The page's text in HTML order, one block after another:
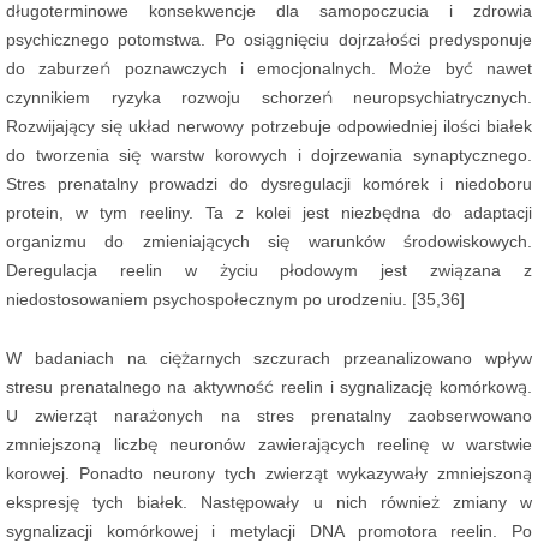
długoterminowe konsekwencje dla samopoczucia i zdrowia
psychicznego potomstwa. Po osiągnięciu dojrzałości predysponuje
do zaburzeń poznawczych i emocjonalnych. Może być nawet
czynnikiem ryzyka rozwoju schorzeń neuropsychiatrycznych.
Rozwijający się układ nerwowy potrzebuje odpowiedniej ilości białek
do tworzenia się warstw korowych i dojrzewania synaptycznego.
Stres prenatalny prowadzi do dysregulacji komórek i niedoboru
protein, w tym reeliny. Ta z kolei jest niezbędna do adaptacji
organizmu do zmieniających się warunków środowiskowych.
Deregulacja reelin w życiu płodowym jest związana z
niedostosowaniem psychospołecznym po urodzeniu. [35,36]
W badaniach na ciężarnych szczurach przeanalizowano wpływ
stresu prenatalnego na aktywność reelin i sygnalizację komórkową.
U zwierząt narażonych na stres prenatalny zaobserwowano
zmniejszoną liczbę neuronów zawierających reelinę w warstwie
korowej. Ponadto neurony tych zwierząt wykazywały zmniejszoną
ekspresję tych białek. Następowały u nich również zmiany w
sygnalizacji komórkowej i metylacji DNA promotora reelin. Po